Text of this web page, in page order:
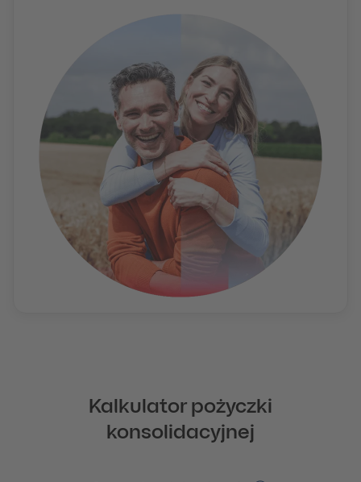
Kalkulator pożyczki
konsolidacyjnej